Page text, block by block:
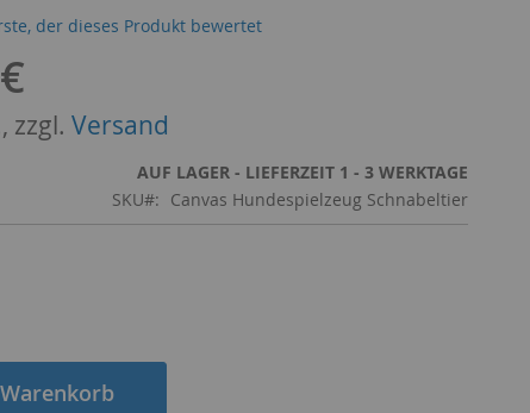
der dieses Produkt bewertet
zzgl. Versand
AUF LAGER - LIEFERZEIT 1 - 3 WERKTAGE
SKU
Canvas Hundespielzeug Schnabeltier